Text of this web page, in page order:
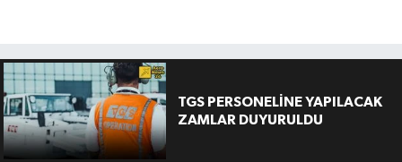
TGS PERSONELİNE YAPILACAK
ZAMLAR DUYURULDU